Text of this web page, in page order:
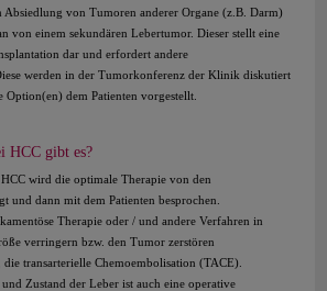
Absiedlung von Tumoren anderer Organe (z.B. Darm)
von einem sekundären Lebertumor. Dieser stellt eine
dar und erfordert andere
werden in der Tumorkonferenz der Klinik diskutiert
Option(en) dem Patienten vorgestellt.
HCC gibt es?
wird die optimale Therapie von den
und dann mit dem Patienten besprochen.
Therapie oder / und andere Verfahren in
verringern bzw. den Tumor zerstören
transarterielle Chemoembolisation (TACE).
Zustand der Leber ist auch eine operative